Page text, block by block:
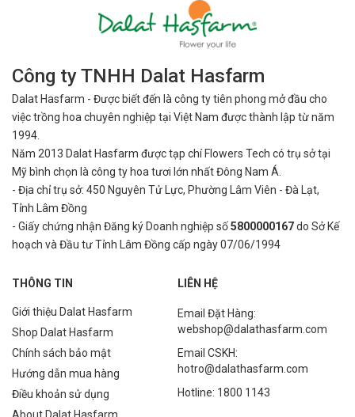
Công ty TNHH Dalat Hasfarm
Dalat Hasfarm - Được biết đến là công ty tiên phong mở đầu cho
việctrồng hoa chuyên nghiệp tại Việt Nam được thành lập từ năm
1994.
Năm 2013 Dalat Hasfarm được tạp chí Flowers Tech có trụ sở tại
Mỹ bình chọn là công ty hoa tươi lớn nhất Đông Nam Á.
- Địa chỉ trụ sở: 450 Nguyên Tử Lực, Phường Lâm Viên - Đà Lạt,
Tỉnh Lâm Đồng
- Giấy chứng nhận Đăng ký Doanh nghiệp số5800000167do Sở Kế
hoạch và Đầu tư Tỉnh Lâm Đồng cấp ngày 07/06/1994
THÔNG TIN
Giới thiệu Dalat Hasfarm
Shop Dalat Hasfarm
Chính sách bảo mật
Hướng dẫn mua hàng
Điều khoản sử dụng
LIÊN HỆ
Email Đặt Hàng:
webshop@dalathasfarm.com
Email CSKH:
hotro@dalathasfarm.com
Hotline: 1800 1143